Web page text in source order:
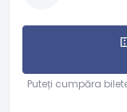
Puteți cumpăra